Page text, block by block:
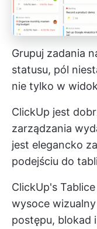
Grupuj zadania
statusu, pól
nie tylko w
ClickUp jest
zarządzania
jest elegancko
podejściu do
ClickUp's
wysoce
postępu, blokad